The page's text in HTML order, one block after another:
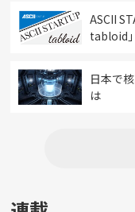
ASCII
tabloid」
日本で
は